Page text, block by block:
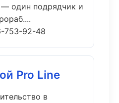
один подрядчик и
753-92-48
Pro Line
в